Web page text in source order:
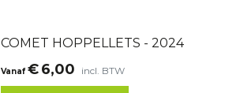
COMET HOPPELLETS - 2024
Vanaf €6,00 incl. BTW